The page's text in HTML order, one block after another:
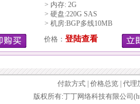
> 内存: 2G
> 硬盘:220G SAS
> 机房:BGP多线10MB
价格： 登陆查看
付款方式 价格总览 代理
版权所有:丁丁网络科技有限公司